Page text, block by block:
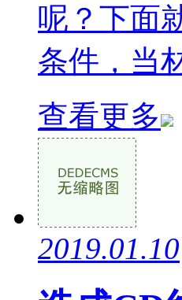
呢？下面
条件，当
查看更多
2019.01.10